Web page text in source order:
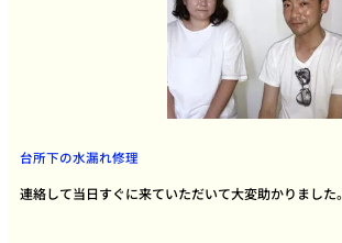
台所下の水漏れ修理
連絡して当日すぐに来ていただいて大変助かりました。